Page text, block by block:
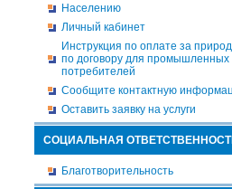
Населению
Личный кабинет
Инструкция по оплате за
по договору для промышленных
потребителей
Сообщите контактную
Оставить заявку на услуги
СОЦИАЛЬНАЯ
Благотворительность